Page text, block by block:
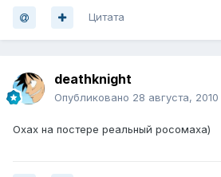
Цитата
deathknight
Опубликовано 28 августа, 2010
Охах на постере реальный росомаха)